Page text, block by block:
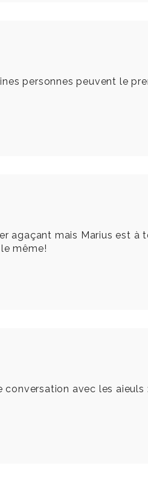
personnes peuvent le
agaçant mais Marius est
même!
conversation avec les aieuls